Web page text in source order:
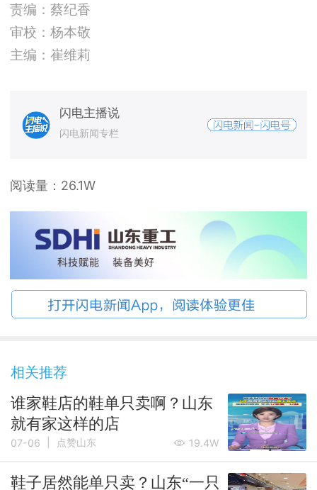
责编：蔡纪香
审校：杨本敬
主编：崔维莉
闪电主播说
闪电新闻专栏
阅读量： 26.1W
相关推荐
谁家鞋店的鞋单只卖啊？山东
就有家这样的店
07-06 点赞山东 19.4W
鞋子居然能单只卖？山东“一只